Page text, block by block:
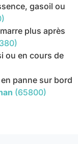
gasoil ou
plus après
ou en cours de
panne sur bord
(65800)